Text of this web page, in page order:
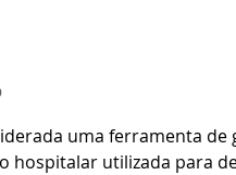
uma ferramenta
hospitalar utilizada para